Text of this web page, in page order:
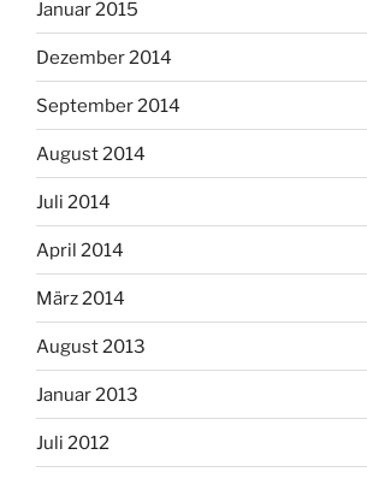
Januar 2015
Dezember 2014
September 2014
August 2014
Juli 2014
April 2014
März 2014
August 2013
Januar 2013
Juli 2012